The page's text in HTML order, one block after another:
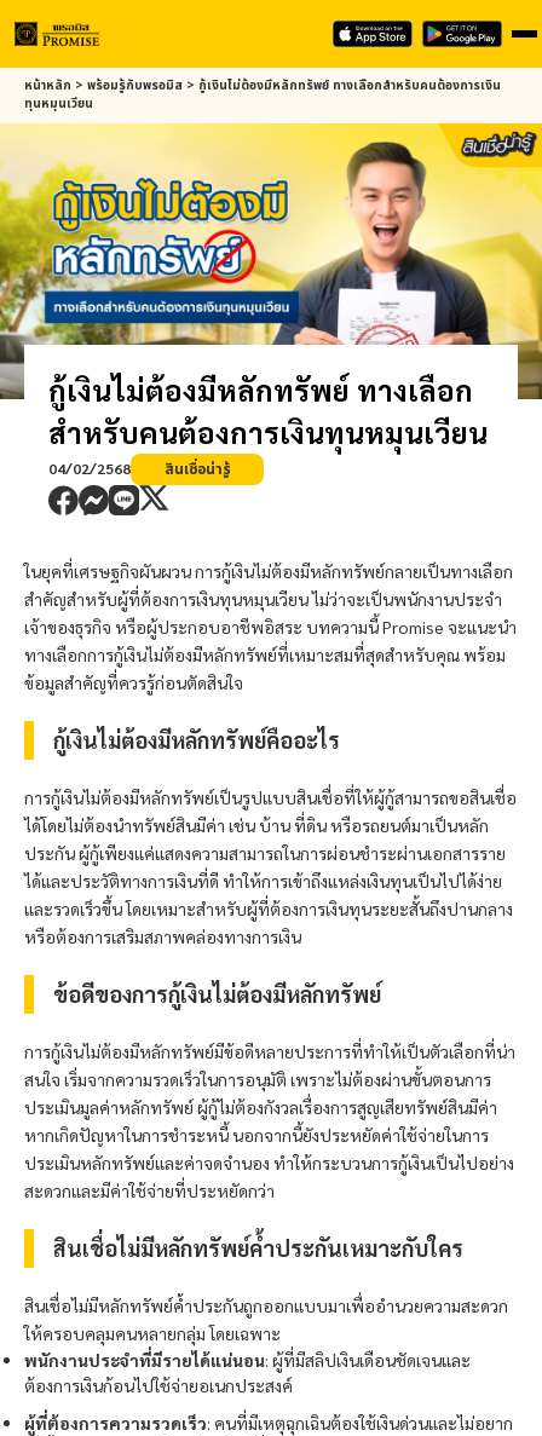
Skip
main
content
หน้าหลัก > พร้อมรู้กับพรอมิส > กู้เงินไม่ต้องมีหลักทรัพย์ ทางเลือกสำหรับคนต้องการเงิน
ทุนหมุนเวียน
กู้เงินไม่ต้องมีหลักทรัพย์ ทางเลือก
สำหรับคนต้องการเงินทุนหมุนเวียน
04/02/2568 สินเชื่อน่ารู้
ในยุคที่เศรษฐกิจผันผวน การกู้เงินไม่ต้องมีหลักทรัพย์กลายเป็นทางเลือก
สำคัญสำหรับผู้ที่ต้องการเงินทุนหมุนเวียน ไม่ว่าจะเป็นพนักงานประจำ
เจ้าของธุรกิจ หรือผู้ประกอบอาชีพอิสระ บทความนี้ Promise จะแนะนำ
ทางเลือกการกู้เงินไม่ต้องมีหลักทรัพย์ที่เหมาะสมที่สุดสำหรับคุณ พร้อม
ข้อมูลสำคัญที่ควรรู้ก่อนตัดสินใจ
กู้เงินไม่ต้องมีหลักทรัพย์คืออะไร
การกู้เงินไม่ต้องมีหลักทรัพย์เป็นรูปแบบสินเชื่อที่ให้ผู้กู้สามารถขอสินเชื่อ
ได้โดยไม่ต้องนำทรัพย์สินมีค่า เช่น บ้าน ที่ดิน หรือรถยนต์มาเป็นหลัก
ประกัน ผู้กู้เพียงแค่แสดงความสามารถในการผ่อนชำระผ่านเอกสารราย
ได้และประวัติทางการเงินที่ดี ทำให้การเข้าถึงแหล่งเงินทุนเป็นไปได้ง่าย
และรวดเร็วขึ้น โดยเหมาะสำหรับผู้ที่ต้องการเงินทุนระยะสั้นถึงปานกลาง
หรือต้องการเสริมสภาพคล่องทางการเงิน
ข้อดีของการกู้เงินไม่ต้องมีหลักทรัพย์
การกู้เงินไม่ต้องมีหลักทรัพย์มีข้อดีหลายประการที่ทำให้เป็นตัวเลือกที่น่า
สนใจ เริ่มจากความรวดเร็วในการอนุมัติ เพราะไม่ต้องผ่านขั้นตอนการ
ประเมินมูลค่าหลักทรัพย์ ผู้กู้ไม่ต้องกังวลเรื่องการสูญเสียทรัพย์สินมีค่า
หากเกิดปัญหาในการชำระหนี้ นอกจากนี้ยังประหยัดค่าใช้จ่ายในการ
ประเมินหลักทรัพย์และค่าจดจำนอง ทำให้กระบวนการกู้เงินเป็นไปอย่าง
สะดวกและมีค่าใช้จ่ายที่ประหยัดกว่า
สินเชื่อไม่มีหลักทรัพย์ค้ำประกันเหมาะกับใคร
สินเชื่อไม่มีหลักทรัพย์ค้ำประกันถูกออกแบบมาเพื่ออำนวยความสะดวก
ให้ครอบคลุมคนหลายกลุ่ม โดยเฉพาะ
พนักงานประจำที่มีรายได้แน่นอน: ผู้ที่มีสลิปเงินเดือนชัดเจนและ
ต้องการเงินก้อนไปใช้จ่ายอเนกประสงค์
ผู้ที่ต้องการความรวดเร็ว: คนที่มีเหตุฉุกเฉินต้องใช้เงินด่วนและไม่อยาก